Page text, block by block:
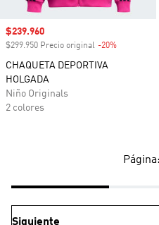
Precio de venta
$239.960
$299.950 Precio original -20%
CHAQUETA DEPORTIVA
HOLGADA
Niño Originals
2 colores
Siguiente